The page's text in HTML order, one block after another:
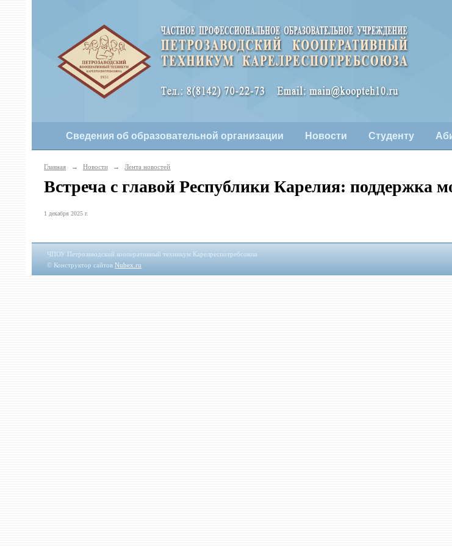
Сведения об образовательной организации Новости Студенту
Главная → Новости → Лента новостей
Встреча с главой Республики Карелия: поддержка
1 декабря 2025 г.
ЧПОУ Петрозаводский кооперативный техникум Карелреспотребсоюза
© Конструктор сайтовNubex.ru